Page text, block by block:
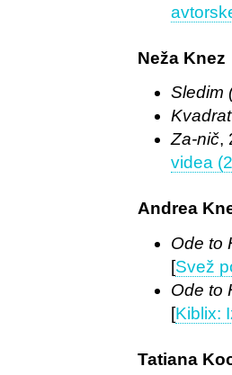
Neža Knez
Sledim
Kvadrat
Za-nič,
videa
Andrea
Ode to
[Svež
Ode to
[Kiblix:
Tatiana